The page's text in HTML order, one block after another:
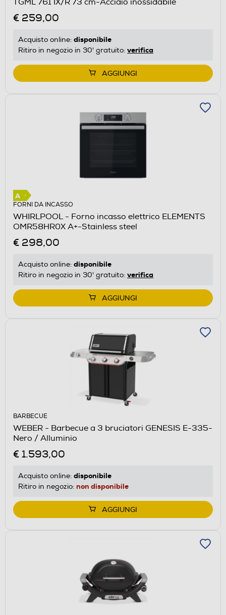
€ 259,00
Acquisto online: disponibile
Ritiro in negozio in 30' gratuito: verifica
AGGIUNGI
FORNI DA INCASSO
WHIRLPOOL - Forno incasso elettrico ELEMENTS
OMR58HR0X A+-Stainless steel
€ 298,00
Acquisto online: disponibile
Ritiro in negozio in 30' gratuito: verifica
AGGIUNGI
BARBECUE
WEBER - Barbecue a 3 bruciatori GENESIS E-335-
Nero / Alluminio
€ 1.593,00
Acquisto online: disponibile
Ritiro in negozio: non disponibile
AGGIUNGI